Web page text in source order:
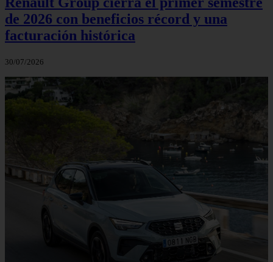
de 2026 con beneficios récord y una
facturación histórica
30/07/2026